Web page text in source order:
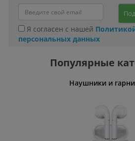
Я согласен с нашей
персональных данных
Популярные
Наушники и